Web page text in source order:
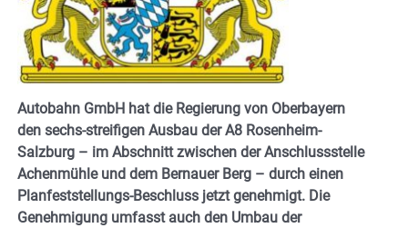
Autobahn GmbH hat die Regierung von Oberbayern
den sechs-streifigen Ausbau der A8 Rosenheim-
Salzburg – im Abschnitt zwischen der Anschlussstelle
Achenmühle und dem Bernauer Berg – durch einen
Planfeststellungs-Beschluss jetzt genehmigt. Die
Genehmigung umfasst auch den Umbau der